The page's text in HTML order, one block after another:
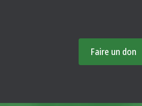
Faire un don